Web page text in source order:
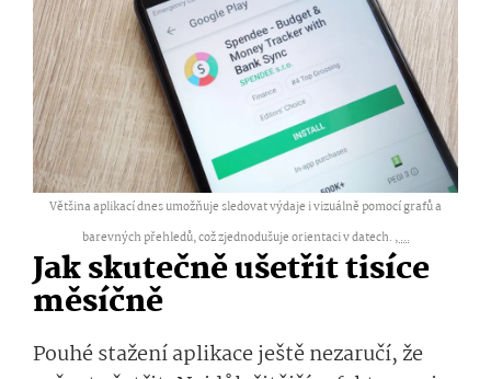
Většina aplikací dnes umožňuje sledovat výdaje i vizuálně pomocí grafů a
barevných přehledů, což zjednodušuje orientaci v datech. ,...
Jak skutečně ušetřit tisíce
měsíčně
Pouhé stažení aplikace ještě nezaručí, že